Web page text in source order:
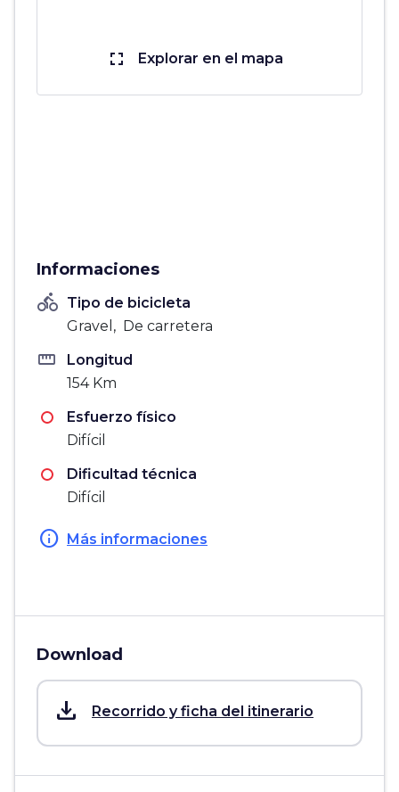
fullscreen Explorar en el mapa
Informaciones
directions_bike Tipo de bicicleta
Gravel, De carretera
straighten
Longitud
154 Km
Esfuerzo físico
Difícil
Dificultad técnica
Difícil
info Más informaciones
Download
save_alt Recorrido y ficha del itinerario